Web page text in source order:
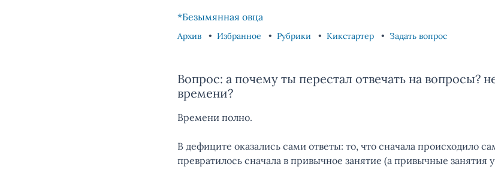
*Безымянная овца
Архив Избранное Рубрики Кикстартер Задать вопрос
Вопрос: а почему ты перестал отвечать на вопросы?
времени?
Времени полно.
В дефиците оказались сами ответы: то, что сначала происходило
превратилось сначала в привычное занятие (а привычные занятия